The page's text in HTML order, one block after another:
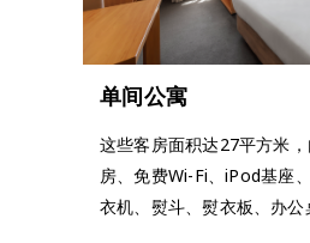
单间公寓
这些客房面积达27平方米
房、免费Wi-Fi、iPod基座
衣机、熨斗、熨衣板、办公